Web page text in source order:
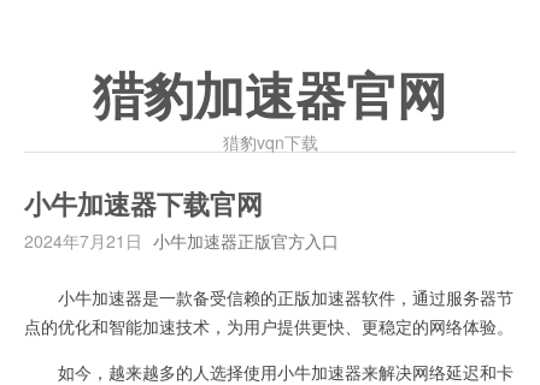
猎豹加速器官网
猎豹vqn下载
小牛加速器下载官网
2024年7月21日 小牛加速器正版官方入口
小牛加速器是一款备受信赖的正版加速器软件，通过服务器节
点的优化和智能加速技术，为用户提供更快、更稳定的网络体验。
如今，越来越多的人选择使用小牛加速器来解决网络延迟和卡